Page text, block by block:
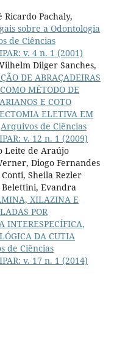
Ricardo Pachaly,
sobre a Odontologia
de Ciências
v. 4 n. 1 (2001)
Dilger Sanches,
DE ABRAÇADEIRAS
MÉTODO DE
E COTO
ELETIVA EM
Arquivos de Ciências
v. 12 n. 1 (2009)
Leite de Araújo
Diogo Fernandes
Sheila Rezler
Evandra
XILAZINA E
POR
INTERESPECÍFICA,
DA CUTIA
de Ciências
v. 17 n. 1 (2014)